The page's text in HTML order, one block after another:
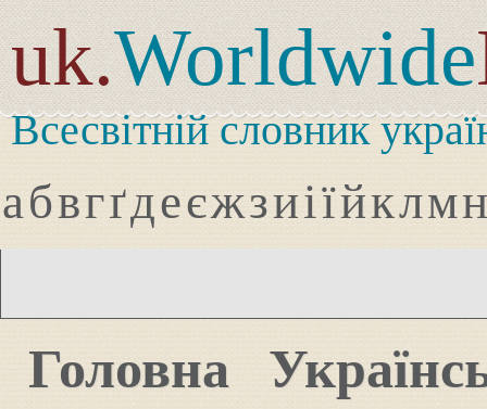
uk.Worldwide
Всесвітній словник
абвгґдеєжзиіїйклмн
Головна